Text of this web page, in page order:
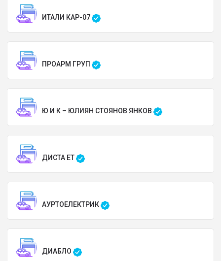
ИТАЛИ КАР-07
ПРОАРМ ГРУП
Ю И К – ЮЛИЯН СТОЯНОВ ЯНКОВ
ДИСТА ЕТ
АУРТОЕЛЕКТРИК
ДИАБЛО